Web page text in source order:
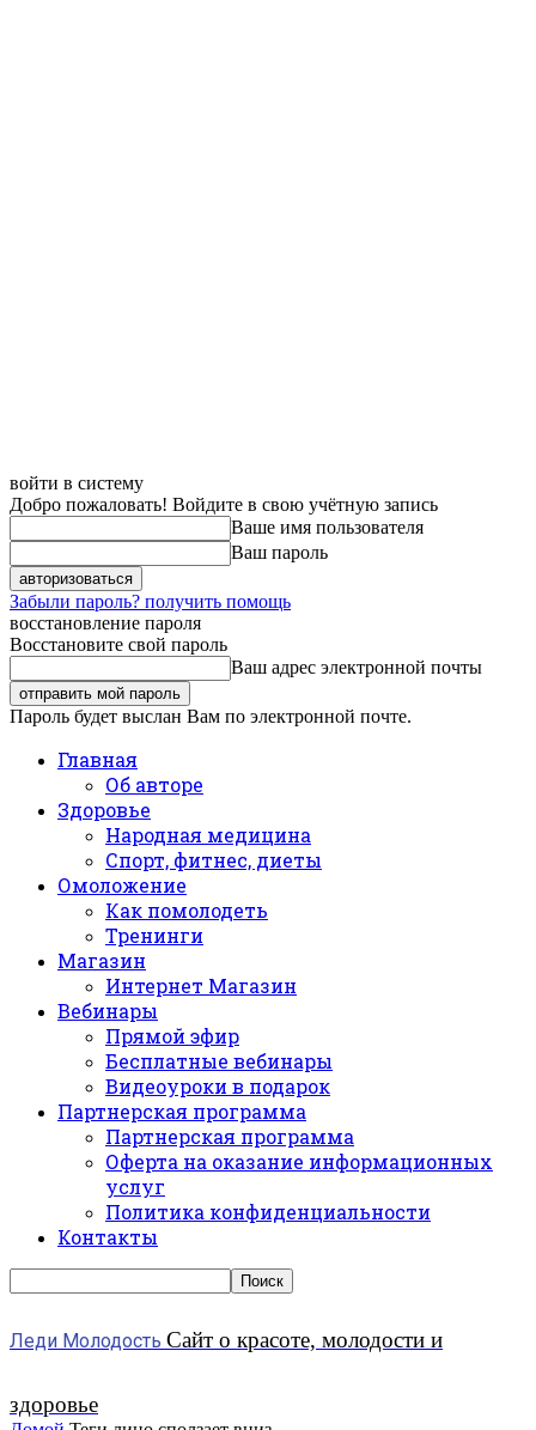
войти в систему
Добро пожаловать! Войдите в свою учётную запись
Ваше имя пользователя
Ваш пароль
Забыли пароль? получить помощь
восстановление пароля
Восстановите свой пароль
Ваш адрес электронной почты
Пароль будет выслан Вам по электронной почте.
Главная
Об авторе
Здоровье
Народная медицина
Спорт, фитнес, диеты
Омоложение
Как помолодеть
Тренинги
Магазин
Интернет Магазин
Вебинары
Прямой эфир
Бесплатные вебинары
Видеоуроки в подарок
Партнерская программа
Партнерская программа
Оферта на оказание информационных
услуг
Политика конфиденциальности
Контакты
Леди Молодость Сайт о красоте, молодости и
здоровье